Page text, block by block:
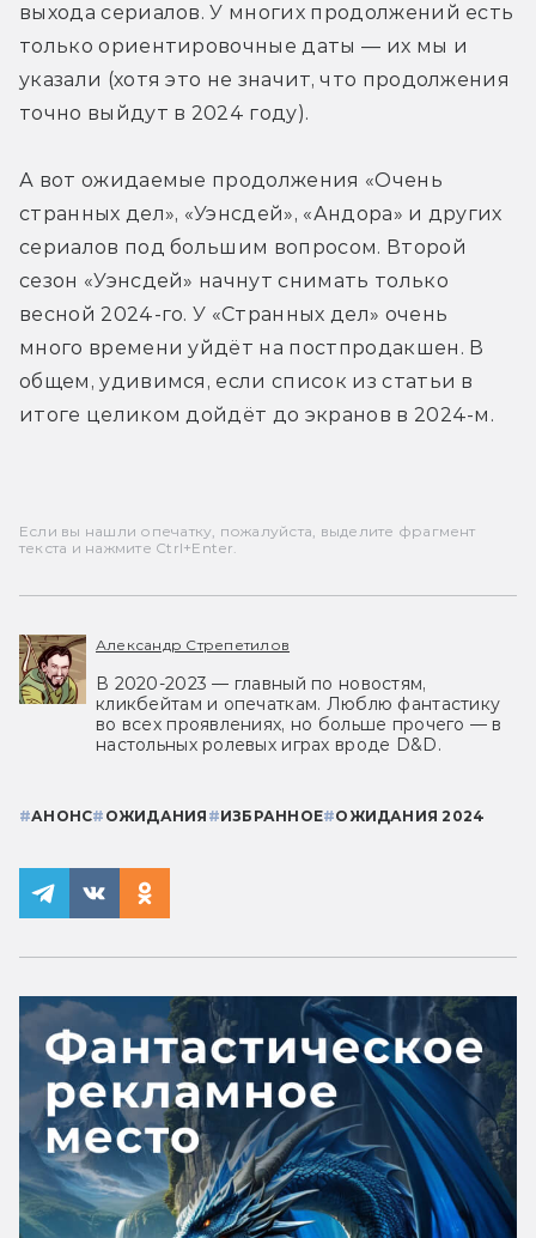
выхода сериалов. У многих продолжений есть
только ориентировочные даты — их мы и
указали (хотя это не значит, что продолжения
точно выйдут в 2024 году).
А вот ожидаемые продолжения «Очень
странных дел», «Уэнсдей», «Андора» и других
сериалов под большим вопросом. Второй
сезон «Уэнсдей» начнут снимать только
весной 2024-го. У «Странных дел» очень
много времени уйдёт на постпродакшен. В
общем, удивимся, если список из статьи в
итоге целиком дойдёт до экранов в 2024-м.
Если вы нашли опечатку, пожалуйста, выделите фрагмент
текста и нажмите Ctrl+Enter.
Александр Стрепетилов
В 2020-2023 — главный по новостям,
кликбейтам и опечаткам. Люблю фантастику
во всех проявлениях, но больше прочего — в
настольных ролевых играх вроде D&D.
#АНОНС# ОЖИДАНИЯ #ИЗБРАННОЕ#ОЖИДАНИЯ 2024